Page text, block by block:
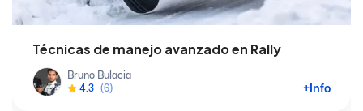
Técnicas de manejo avanzado en Rally
Bruno Bulacia
4.3 (6) +Info